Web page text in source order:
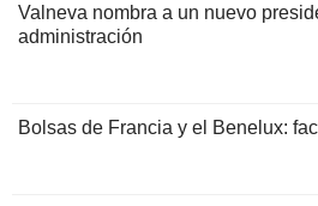
Valneva nombra a un nuevo
administración
Bolsas de Francia y el Benelux: